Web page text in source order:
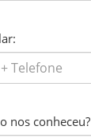
nos conheceu?